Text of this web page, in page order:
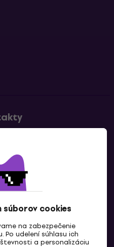
súborov cookies
na zabezpečenie
udelení súhlasu ich
a personalizáciu
SK